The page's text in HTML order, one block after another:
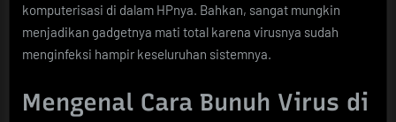
komputerisasi di dalam HPnya. Bahkan, sangat mungkin
menjadikan gadgetnya mati total karena virusnya sudah
menginfeksi hampir keseluruhan sistemnya.
Mengenal Cara Bunuh Virus di